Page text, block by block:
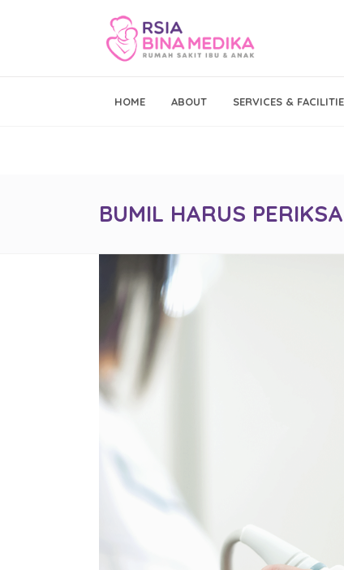
Emergency Call
HOME ABOUT SERVICES &
BUMIL HARUS